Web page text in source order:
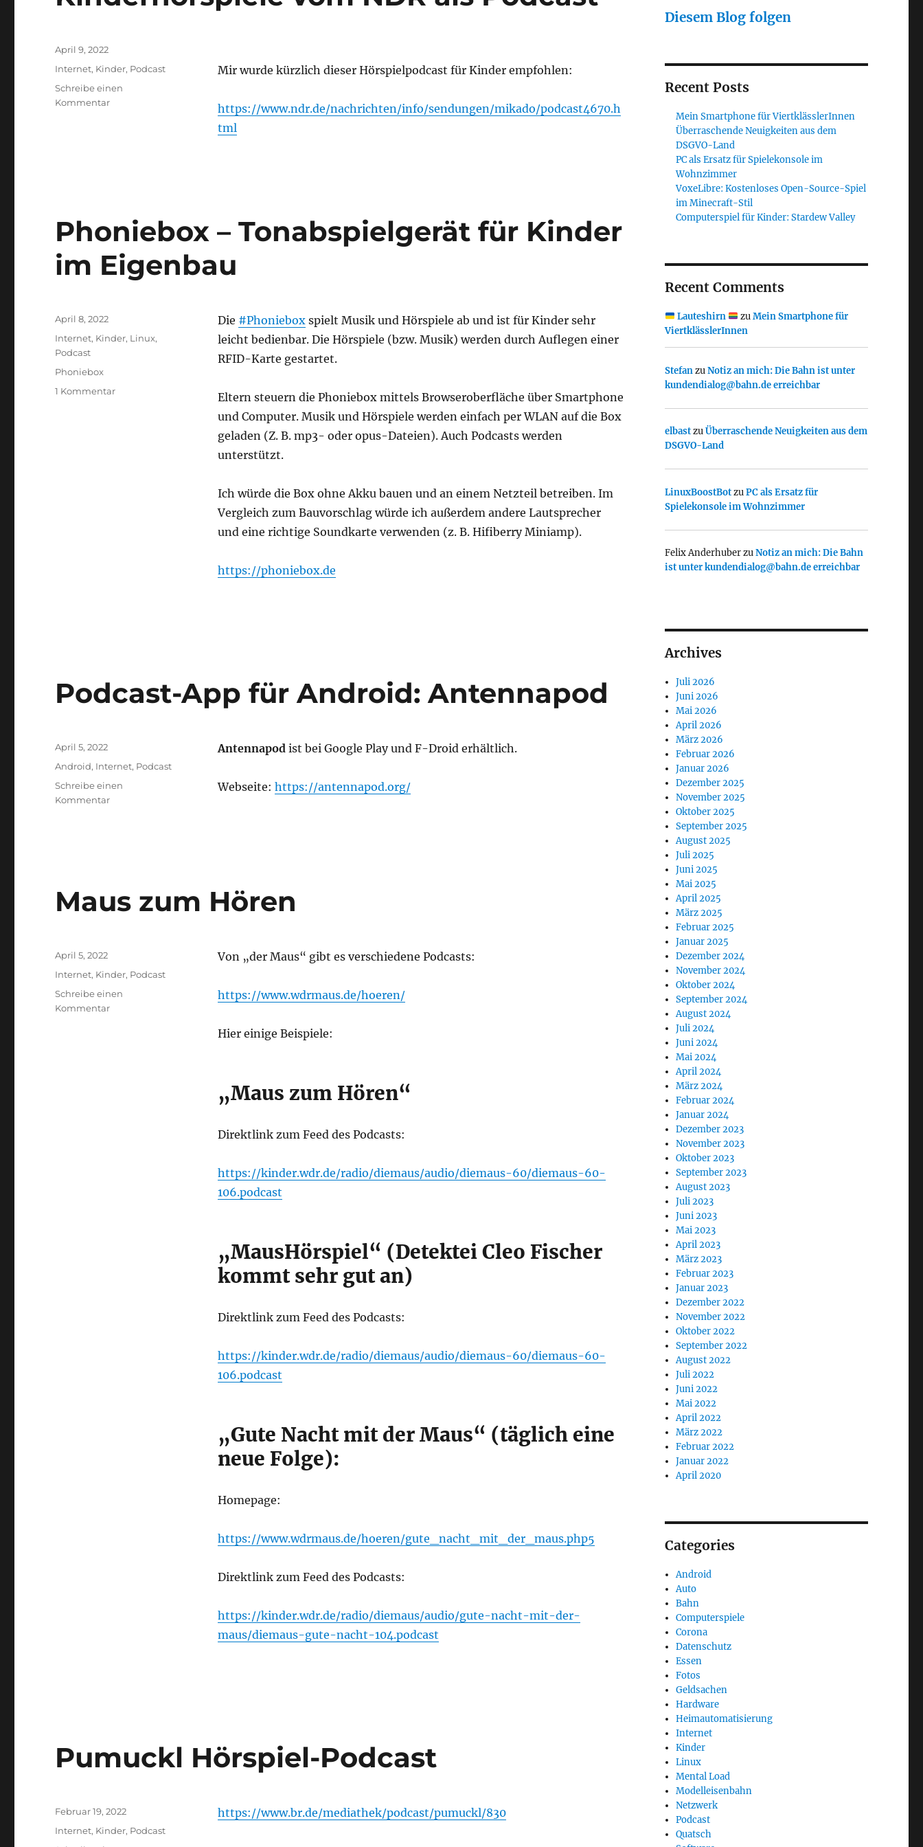
Mir wurde kürzlich dieser Hörspielpodcast für Kinder empfohlen:
https://www.ndr.de/nachrichten/info/sendungen/mikado/podcast4670.h
tml
Veröffentlicht
April 9, 2022
Kategorien
Internet, Kinder, Podcast
Schreibe einen
Kommentarzu
Phoniebox – Tonabspielgerät für Kinder
im Eigenbau
Die #Phonieboxspielt Musik und Hörspiele ab und ist für Kinder sehr
leicht bedienbar. Die Hörspiele (bzw. Musik) werden durch Auflegen einer
RFID-Karte gestartet.
Eltern steuern die Phoniebox mittels Browseroberfläche über Smartphone
und Computer. Musik und Hörspiele werden einfach per WLAN auf die Box
geladen (Z. B. mp3- oder opus-Dateien). Auch Podcasts werden
unterstützt.
Ich würde die Box ohne Akku bauen und an einem Netzteil betreiben. Im
Vergleich zum Bauvorschlag würde ich außerdem andere Lautsprecher
und eine richtige Soundkarte verwenden (z. B. Hifiberry Miniamp).
https://phoniebox.de
Veröffentlicht
April 8, 2022
Kategorien
Internet, Kinder, Linux,
Podcast
Schlagwörter
Phoniebox
1 Kommentarzu
Podcast-App für Android: Antennapod
Antennapodist bei Google Play und F-Droid erhältlich.
Webseite: https://antennapod.org/
Veröffentlicht
April 5, 2022
Kategorien
Android, Internet, Podcast
Schreibe einen
Kommentarzu
Maus zum Hören
Von „der Maus“ gibt es verschiedene Podcasts:
https://www.wdrmaus.de/hoeren/
Hier einige Beispiele:
„Maus zum Hören“
Direktlink zum Feed des Podcasts:
https://kinder.wdr.de/radio/diemaus/audio/diemaus-60/diemaus-60-
106.podcast
„MausHörspiel“ (Detektei Cleo Fischer
kommt sehr gut an)
Direktlink zum Feed des Podcasts:
https://kinder.wdr.de/radio/diemaus/audio/diemaus-60/diemaus-60-
106.podcast
„Gute Nacht mit der Maus“ (täglich eine
neue Folge):
Homepage:
https://www.wdrmaus.de/hoeren/gute_nacht_mit_der_maus.php5
Direktlink zum Feed des Podcasts:
https://kinder.wdr.de/radio/diemaus/audio/gute-nacht-mit-der-
maus/diemaus-gute-nacht-104.podcast
Veröffentlicht
April 5, 2022
Kategorien
Internet, Kinder, Podcast
Schreibe einen
Kommentarzu
Pumuckl Hörspiel-Podcast
https://www.br.de/mediathek/podcast/pumuckl/830
Veröffentlicht
Februar 19, 2022
Kategorien
Internet, Kinder, Podcast
Diesem Blog folgen
Recent Posts
Mein Smartphone für ViertklässlerInnen
Überraschende Neuigkeiten aus dem
DSGVO-Land
PC als Ersatz für Spielekonsole im
Wohnzimmer
VoxeLibre: Kostenloses Open-Source-Spiel
im Minecraft-Stil
Computerspiel für Kinder: Stardew Valley
Recent Comments
Lauteshirn zuMein Smartphone für
ViertklässlerInnen
StefanzuNotiz an mich: Die Bahn ist unter
kundendialog@bahn.de erreichbar
elbastzuÜberraschende Neuigkeiten aus dem
DSGVO-Land
LinuxBoostBotzuPC als Ersatz für
Spielekonsole im Wohnzimmer
Felix AnderhuberzuNotiz an mich: Die Bahn
ist unter kundendialog@bahn.de erreichbar
Archives
Juli 2026
Juni 2026
Mai 2026
April 2026
März 2026
Februar 2026
Januar 2026
Dezember 2025
November 2025
Oktober 2025
September 2025
August 2025
Juli 2025
Juni 2025
Mai 2025
April 2025
März 2025
Februar 2025
Januar 2025
Dezember 2024
November 2024
Oktober 2024
September 2024
August 2024
Juli 2024
Juni 2024
Mai 2024
April 2024
März 2024
Februar 2024
Januar 2024
Dezember 2023
November 2023
Oktober 2023
September 2023
August 2023
Juli 2023
Juni 2023
Mai 2023
April 2023
März 2023
Februar 2023
Januar 2023
Dezember 2022
November 2022
Oktober 2022
September 2022
August 2022
Juli 2022
Juni 2022
Mai 2022
April 2022
März 2022
Februar 2022
Januar 2022
April 2020
Categories
Android
Auto
Bahn
Computerspiele
Corona
Datenschutz
Essen
Fotos
Geldsachen
Hardware
Heimautomatisierung
Internet
Kinder
Linux
Mental Load
Modelleisenbahn
Netzwerk
Podcast
Quatsch